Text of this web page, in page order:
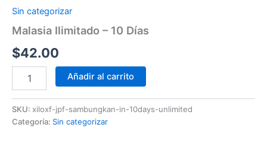
Sin categorizar
Malasia Ilimitado – 10 Días
$42.00
Añadir al carrito
SKU: xiloxf-jpf-sambungkan-in-10days-unlimited
Categoría: Sin categorizar